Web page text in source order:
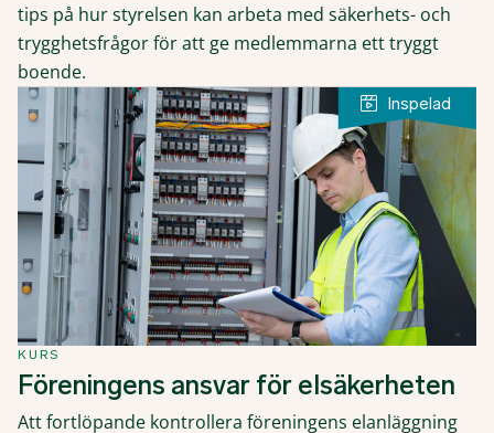
tips på hur styrelsen kan arbeta med säkerhets- och
trygghetsfrågor för att ge medlemmarna ett tryggt
boende.
KURS
Föreningens ansvar för elsäkerheten
Att fortlöpande kontrollera föreningens elanläggning